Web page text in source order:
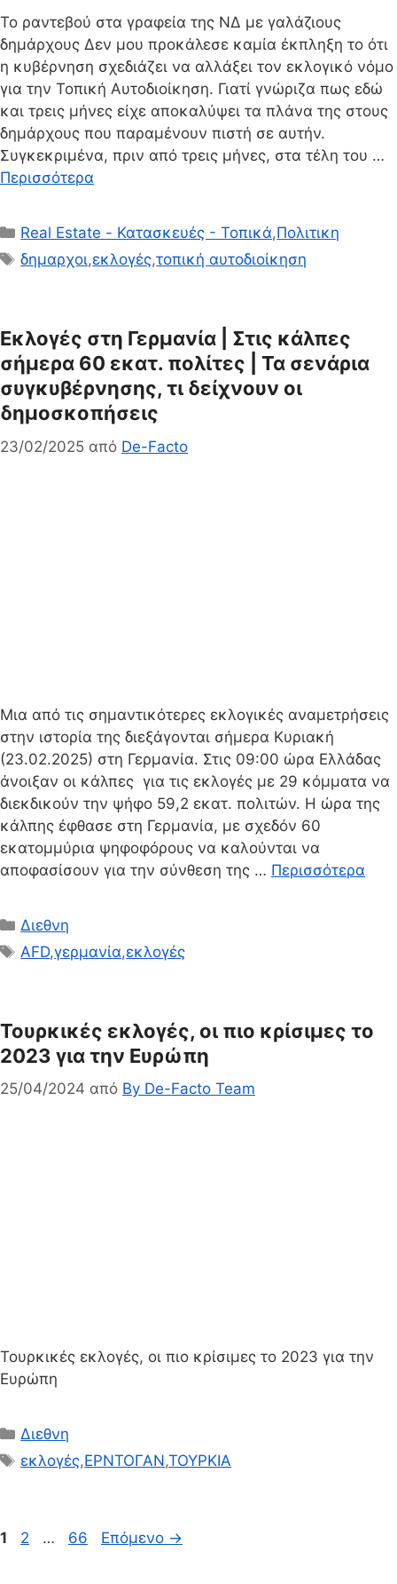
Το ραντεβού στα γραφεία της ΝΔ με γαλάζιους
δημάρχους Δεν μου προκάλεσε καμία έκπληξη το ότι
η κυβέρνηση σχεδιάζει να αλλάξει τον εκλογικό νόμο
για την Τοπική Αυτοδιοίκηση. Γιατί γνώριζα πως εδώ
και τρεις μήνες είχε αποκαλύψει τα πλάνα της στους
δημάρχους που παραμένουν πιστή σε αυτήν.
Συγκεκριμένα, πριν από τρεις μήνες, στα τέλη του …
Περισσότερα
Κατηγορίες
Real Estate - Κατασκευές - Τοπικά,Πολιτικη
Ετικέτες
δημαρχοι,εκλογές,τοπική αυτοδιοίκηση
Εκλογές στη Γερμανία | Στις κάλπες
σήμερα 60 εκατ. πολίτες | Τα σενάρια
συγκυβέρνησης, τι δείχνουν οι
δημοσκοπήσεις
23/02/2025 από De-Facto
Μια από τις σημαντικότερες εκλογικές αναμετρήσεις
στην ιστορία της διεξάγονται σήμερα Κυριακή
(23.02.2025) στη Γερμανία. Στις 09:00 ώρα Ελλάδας
άνοιξαν οι κάλπες για τις εκλογές με 29 κόμματα να
διεκδικούν την ψήφο 59,2 εκατ. πολιτών. Η ώρα της
κάλπης έφθασε στη Γερμανία, με σχεδόν 60
εκατομμύρια ψηφοφόρους να καλούνται να
αποφασίσουν για την σύνθεση της … Περισσότερα
Κατηγορίες
Διεθνη
Ετικέτες
AFD,γερμανία,εκλογές
Τουρκικές εκλογές, οι πιο κρίσιμες το
2023 για την Ευρώπη
25/04/2024 από By De-Facto Team
Τουρκικές εκλογές, οι πιο κρίσιμες το 2023 για την
Ευρώπη
Κατηγορίες
Διεθνη
Ετικέτες
εκλογές,ΕΡΝΤΟΓΑΝ,ΤΟΥΡΚΙΑ
Σελίδα
1 Σελίδα
2 … Σελίδα
66 Επόμενο →